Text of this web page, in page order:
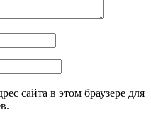
сайта в этом браузере для